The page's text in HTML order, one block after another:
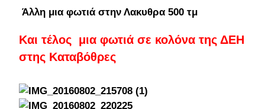
Άλλη μια φωτιά στην Λακυθρα 500 τμ
Και τέλος μια φωτιά σε κολόνα της ΔΕΗ
στης Καταβόθρες